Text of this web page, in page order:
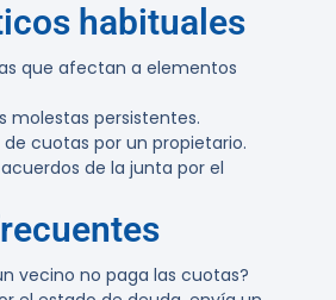
habituales
que afectan a elementos
molestas persistentes.
cuotas por un propietario.
de la junta por el
vecino no paga las cuotas?